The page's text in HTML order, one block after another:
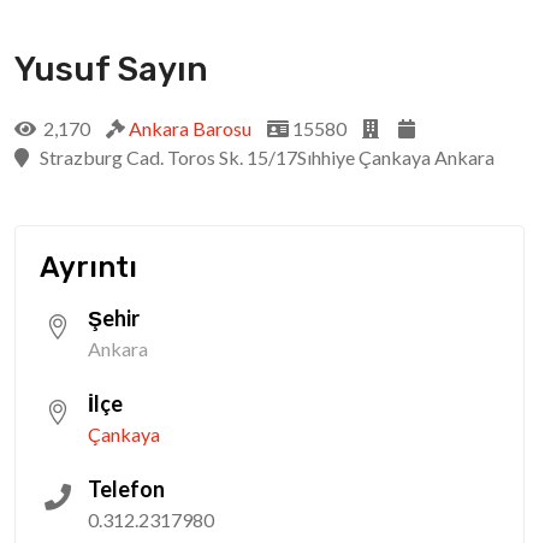
Yusuf Sayın
2,170 Ankara Barosu
15580
Strazburg Cad. Toros Sk. 15/17Sıhhiye Çankaya Ankara
Ayrıntı
Şehir
Ankara
İlçe
Çankaya
Telefon
0.312.2317980